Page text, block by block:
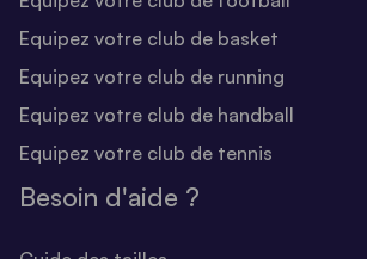
Equipez votre club de basket
Equipez votre club de running
Equipez votre club de handball
Equipez votre club de tennis
Besoin d'aide ?